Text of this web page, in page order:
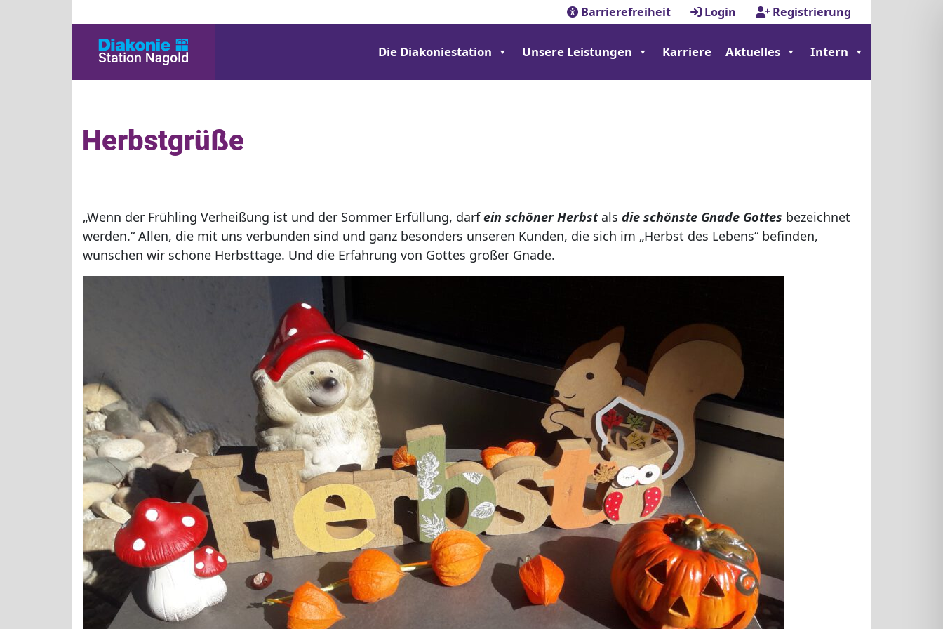
Barrierefreiheit Login Registrierung
Die Diakoniestation Unsere Leistungen Karriere Aktuelles Intern
Herbstgrüße
„Wenn der Frühling Verheißung ist und der Sommer Erfüllung, darfein schöner Herbstals die schönste Gnade Gottes bezeichnet
werden.“ Allen, die mit uns verbunden sind und ganz besonders unseren Kunden, die sich im „Herbst des Lebens“ befinden,
wünschen wir schöne Herbsttage. Und die Erfahrung von Gottes großer Gnade.